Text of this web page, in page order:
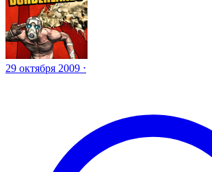
29 октября 2009 ⋅